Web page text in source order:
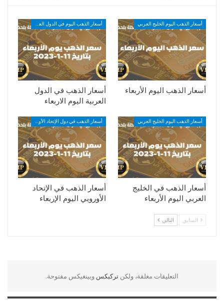
أسعار الذهب اليوم الخليج العربي
أسعار الذهب اليوم الأربعاء
أسعار الذهب في الدول
العربية اليوم الاربعاء
أسعار الذهب اليوم الخليج العربي
أسعار الذهب في الخليج
العربي اليوم الأربعاء
أسعار الذهب في الإتحاد
الأوروبي اليوم الإربعاء
السابق التالي
التعليقات مغلقة، ولكن تركبكس وبينغبكس مفتوحة.